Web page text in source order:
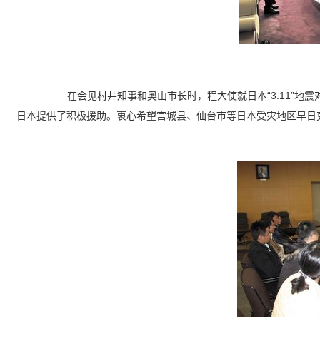
在会见村井知事和奥山市长时，程大使就日本“3.11”地
日本提供了积极援助。衷心希望宫城县、仙台市等日本受灾地区早